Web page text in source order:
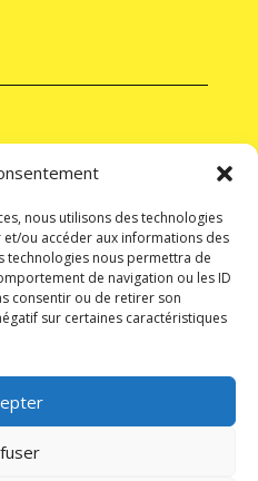
nous utilisons des technologies
ou accéder aux informations des
technologies nous permettra de
de navigation ou les ID
consentir ou de retirer son
sur certaines caractéristiques